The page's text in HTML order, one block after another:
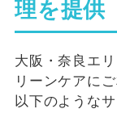
理を提供
大阪・奈良エ
リーンケアに
以下のような